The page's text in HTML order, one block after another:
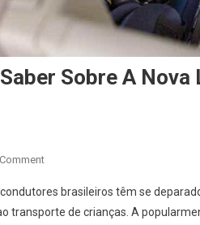
Sobre A Nova
On
O
Que
brasileiros têm se
transporte de crianças. A